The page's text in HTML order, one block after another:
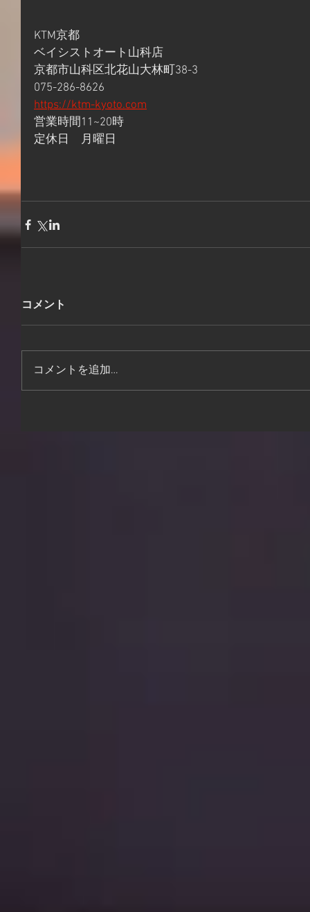
KTM京都
ベイシストオート山科店
京都市山科区北花山大林町38-3
075-286-8626
https://ktm-kyoto.com
営業時間11~20時
定休日　月曜日
コメント
コメントを追加…